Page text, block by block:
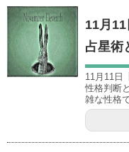
11月
占星術
11月11日
性格判断
雑な性格